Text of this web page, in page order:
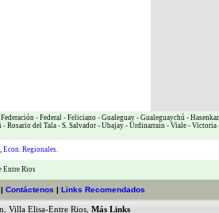
Federación - Federal - Feliciano - Gualeguay - Gualeguaychú -
- Rosario del Tala - S. Salvador - Ubajay - Urdinarrain - Viale - Victoria
, Econ. Regionales.
Entre Rios
Contáctenos | Links Recomendados
Villa Elisa-Entre Rios Más Links